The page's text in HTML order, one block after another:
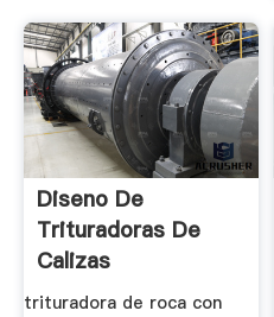
Diseno De
Trituradoras De
Calizas
trituradora de roca con